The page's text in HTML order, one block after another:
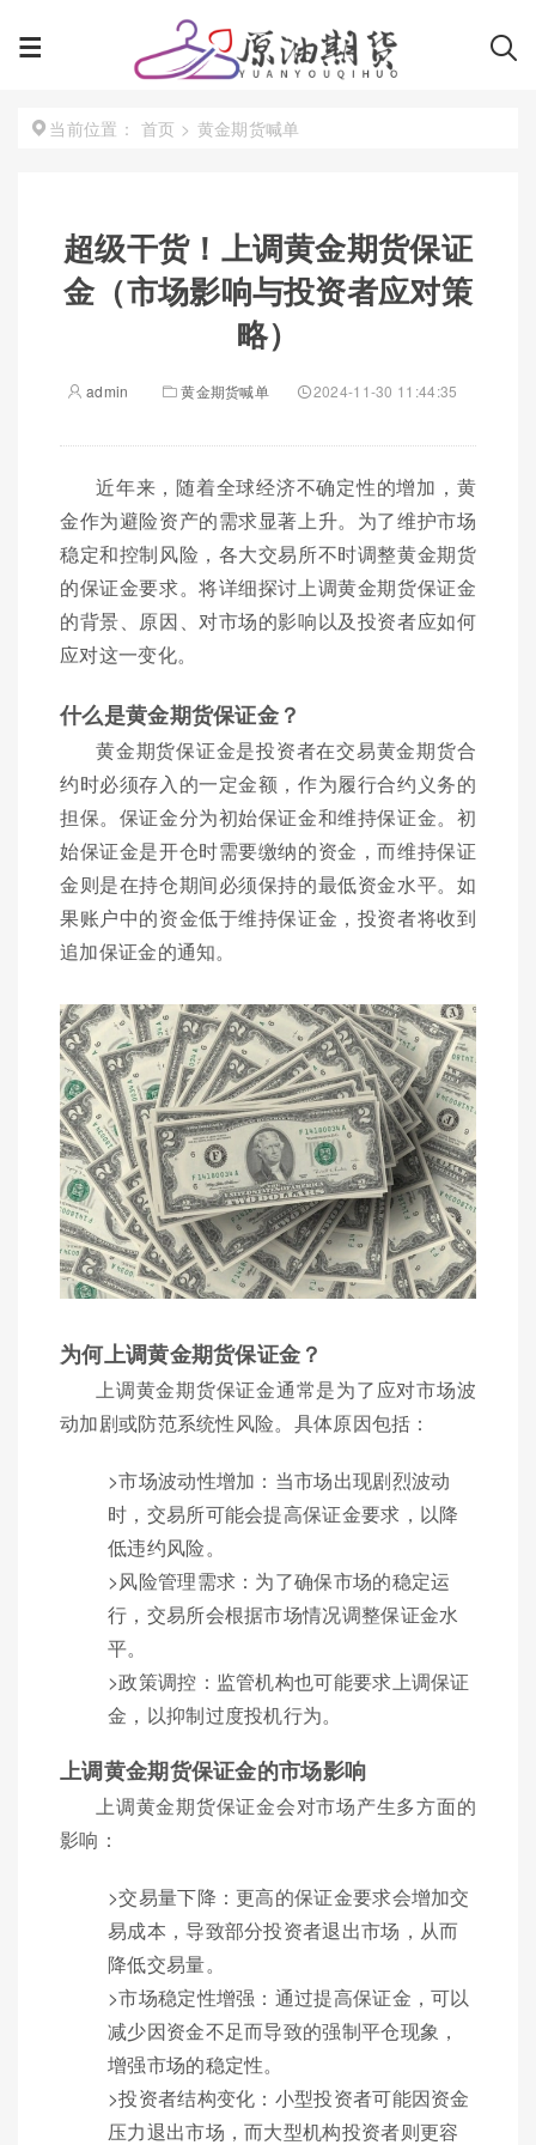
当前位置： 首页 > 黄金期货喊单
超级干货！上调黄金期货保证
金（市场影响与投资者应对策
略）
admin 黄金期货喊单 2024-11-30 11:44:35
近年来，随着全球经济不确定性的增加，黄
金作为避险资产的需求显著上升。为了维护市场
稳定和控制风险，各大交易所不时调整黄金期货
的保证金要求。将详细探讨上调黄金期货保证金
的背景、原因、对市场的影响以及投资者应如何
应对这一变化。
什么是黄金期货保证金？
黄金期货保证金是投资者在交易黄金期货合
约时必须存入的一定金额，作为履行合约义务的
担保。保证金分为初始保证金和维持保证金。初
始保证金是开仓时需要缴纳的资金，而维持保证
金则是在持仓期间必须保持的最低资金水平。如
果账户中的资金低于维持保证金，投资者将收到
追加保证金的通知。
为何上调黄金期货保证金？
上调黄金期货保证金通常是为了应对市场波
动加剧或防范系统性风险。具体原因包括：
>市场波动性增加：当市场出现剧烈波动
时，交易所可能会提高保证金要求，以降
低违约风险。
>风险管理需求：为了确保市场的稳定运
行，交易所会根据市场情况调整保证金水
平。
>政策调控：监管机构也可能要求上调保证
金，以抑制过度投机行为。
上调黄金期货保证金的市场影响
上调黄金期货保证金会对市场产生多方面的
影响：
>交易量下降：更高的保证金要求会增加交
易成本，导致部分投资者退出市场，从而
降低交易量。
>市场稳定性增强：通过提高保证金，可以
减少因资金不足而导致的强制平仓现象，
增强市场的稳定性。
>投资者结构变化：小型投资者可能因资金
压力退出市场，而大型机构投资者则更容